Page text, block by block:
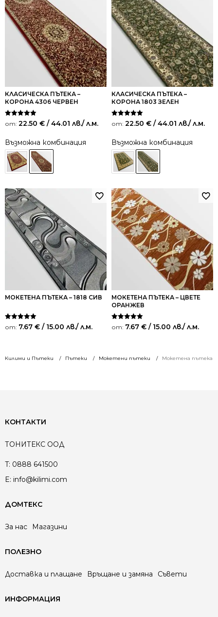
Килими и Пътеки Пътеки Мокетени пътеки Мокетена пътека –
КЛАСИЧЕСКА ПЪТЕКА –
КОРОНА 4306 ЧЕРВЕН
Оценено на
5.00
от: 22.50 € / 44.01 лв./ л.м.
Възможна комбинация
КЛАСИЧЕСКА ПЪТЕКА –
КОРОНА 1803 ЗЕЛЕН
Оценено на
5.00
от: 22.50 € / 44.01 лв./ л.м.
Възможна комбинация
МОКЕТЕНА ПЪТЕКА – 1818 СИВ
Оценено на
5.00
от: 7.67 € / 15.00 лв./ л.м.
МОКЕТЕНА ПЪТЕКА – ЦВЕТЕ
ОРАНЖЕВ
Оценено на
5.00
от: 7.67 € / 15.00 лв./ л.м.
КОНТАКТИ
ТОНИТЕКС ООД
T: 0888 641500
E: info@kilimi.com
ДОМТЕКС
За нас Магазини
ПОЛЕЗНО
Доставка и плащане Връщане и замяна Съвети
ИНФОРМАЦИЯ